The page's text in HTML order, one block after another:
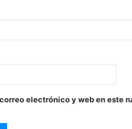
electrónico y web en este